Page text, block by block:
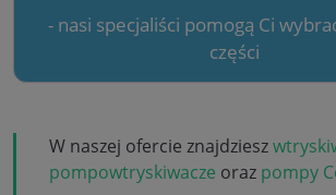
- nasi specjaliści pomogą Ci
części
W naszej ofercie znajdziesz
pompowtryskiwacze oraz pompy